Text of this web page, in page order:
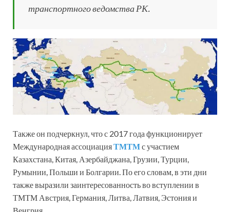
транспортного ведомства РК.
Также он подчеркнул, что с 2017 года функционирует
Международная ассоциацияТМТМс участием
Казахстана, Китая, Азербайджана, Грузии, Турции,
Румынии, Польши и Болгарии. По его словам, в эти дни
также выразили заинтересованность во вступлении в
ТМТМ Австрия, Германия, Литва, Латвия, Эстония и